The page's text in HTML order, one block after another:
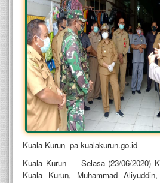
Kuala Kurun│pa-kualakurun.go.id
Kuala Kurun – Selasa (23/06/2020)
Kuala Kurun, Muhammad